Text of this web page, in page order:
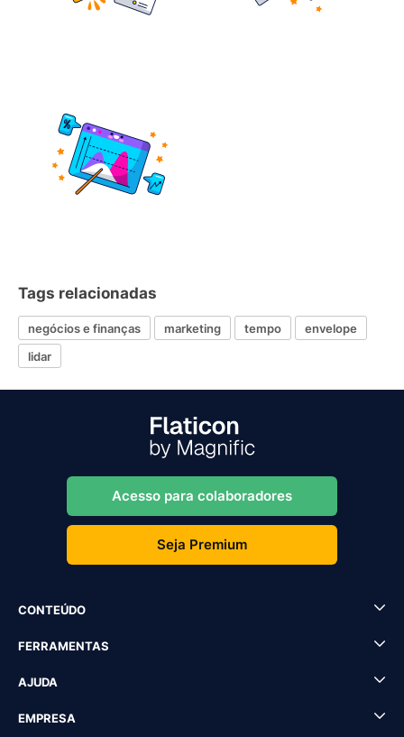
Tags relacionadas
negócios e finanças marketing tempo
envelope
lidar
Acesso para colaboradores
Seja Premium
CONTEÚDO
FERRAMENTAS
AJUDA
EMPRESA